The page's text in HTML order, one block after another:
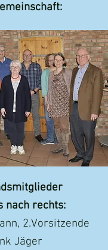
nach rechts:
2.Vorsitzende
Jäger